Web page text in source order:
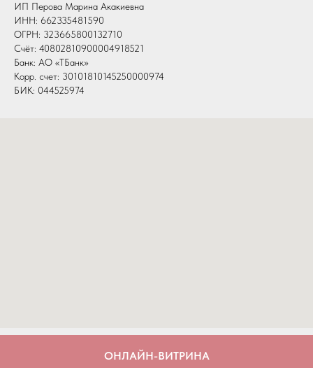
ОНЛАЙН-ВИТРИНА
ИП Перова Марина Акакиевна
ИНН: 662335481590
ОГРН: 323665800132710
Счёт: 40802810900004918521
Банк: АО «ТБанк»
Корр. счет: 30101810145250000974
БИК: 044525974
Made on Tilda